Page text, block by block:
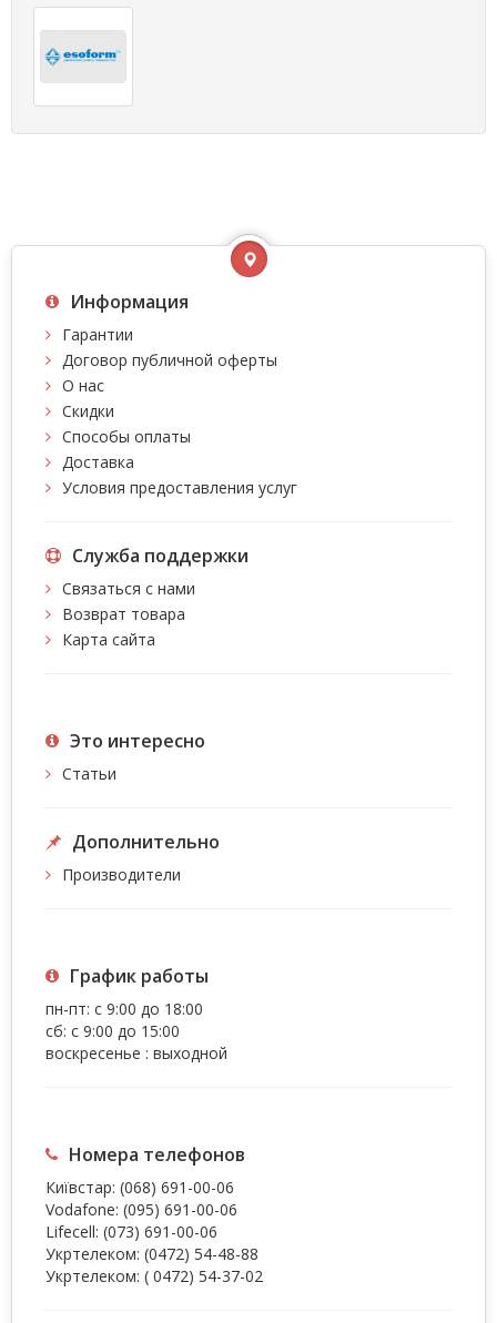
Информация
Гарантии
Договор публичной оферты
О нас
Скидки
Способы оплаты
Доставка
Условия предоставления услуг
Служба поддержки
Связаться с нами
Возврат товара
Карта сайта
Это интересно
Статьи
Дополнительно
Производители
График работы
пн-пт: с 9:00 до 18:00
сб: с 9:00 до 15:00
воскресенье : выходной
Номера телефонов
Київстар: (068) 691-00-06
Vodafone: (095) 691-00-06
Lifecell: (073) 691-00-06
Укртелеком: (0472) 54-48-88
Укртелеком: ( 0472) 54-37-02